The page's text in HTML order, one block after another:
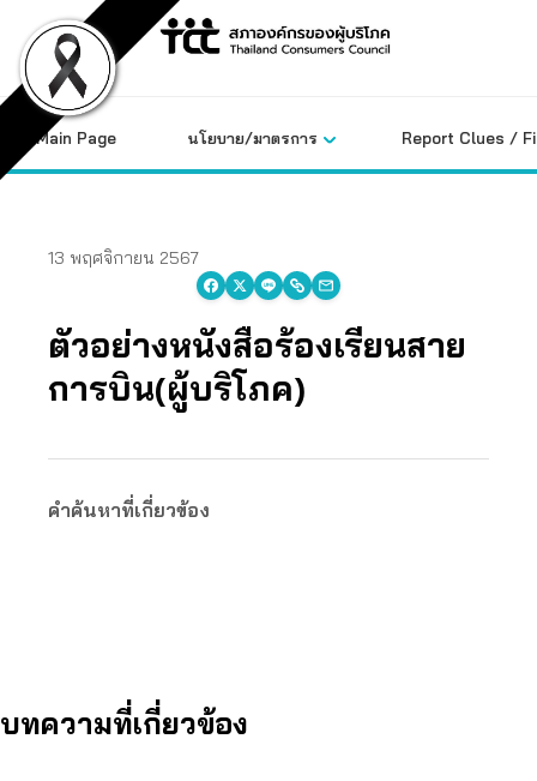
content
Main Page นโยบาย/มาตรการ Report Clues /
13 พฤศจิกายน 2567
ตัวอย่างหนังสือร้องเรียนสาย
การบิน(ผู้บริโภค)
คำค้นหาที่เกี่ยวข้อง
บทความที่เกี่ยวข้อง